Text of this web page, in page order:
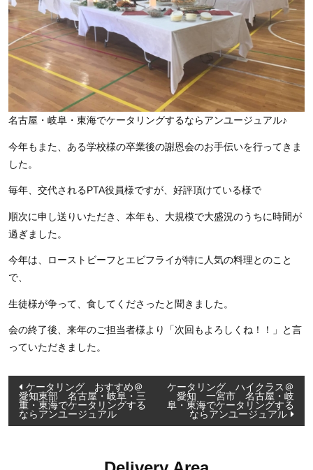
名古屋・岐阜・東海でケータリングするならアンユージュアル♪
今年もまた、ある学校様の卒業後の謝恩会のお手伝いを行ってきま
した。
毎年、交代されるPTA役員様ですが、好評頂けている様で
順次に申し送りいただき、本年も、大規模で大盛況のうちに時間が
過ぎました。
今年は、ローストビーフとエビフライが特に人気の料理とのこと
で、
生徒様が争って、食してくださったと聞きました。
会の終了後、来年のご担当者様より「次回もよろしくね！！」と言
っていただきました。
投
稿
ナ
ケータリング おすすめ＠
愛知東部 名古屋・岐阜・三
重・東海でケータリングする
ならアンユージュアル
ケータリング ハイクラス＠
愛知 一宮市 名古屋・岐
阜・東海でケータリングする
ならアンユージュアル